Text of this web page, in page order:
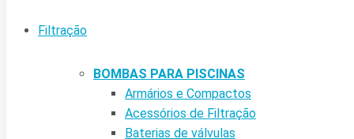
Filtração
BOMBAS PARA PISCINAS
Armários e Compactos
Acessórios de Filtração
Baterias de válvulas